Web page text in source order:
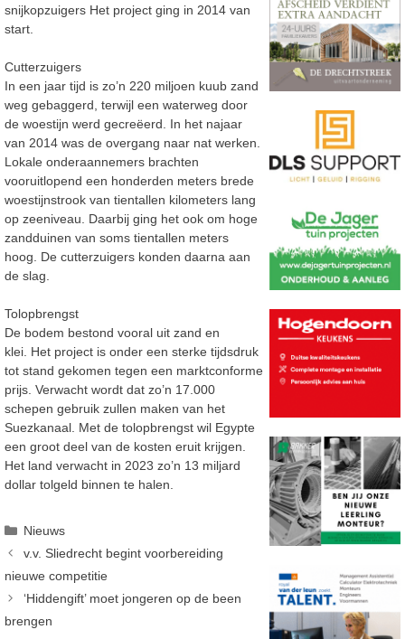
snijkopzuigers Het project ging in 2014 van
start.
Cutterzuigers
In een jaar tijd is zo’n 220 miljoen kuub zand
weg gebaggerd, terwijl een waterweg door
de woestijn werd gecreëerd. In het najaar
van 2014 was de overgang naar nat werken.
Lokale onderaannemers brachten
vooruitlopend een honderden meters brede
woestijnstrook van tientallen kilometers lang
op zeeniveau. Daarbij ging het ook om hoge
zandduinen van soms tientallen meters
hoog. De cutterzuigers konden daarna aan
de slag.
Tolopbrengst
De bodem bestond vooral uit zand en
klei. Het project is onder een sterke tijdsdruk
tot stand gekomen tegen een marktconforme
prijs. Verwacht wordt dat zo’n 17.000
schepen gebruik zullen maken van het
Suezkanaal. Met de tolopbrengst wil Egypte
een groot deel van de kosten eruit krijgen.
Het land verwacht in 2023 zo’n 13 miljard
dollar tolgeld binnen te halen.
Categorieën
Nieuws
v.v. Sliedrecht begint voorbereiding
nieuwe competitie
‘Hiddengift’ moet jongeren op de been
brengen